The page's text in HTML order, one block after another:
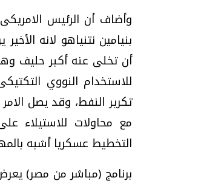
وأضاف أن الرئيس
بنيامين نتنياهو لانه
أن تخلى عنه أكبر حليف وهو
للاستخدام النووي
تكرير النفط، وقد يصل
مع محاولات للاستيلاء
التخطيط عسكريا أشبه
برنامج (مباشر من مصر)